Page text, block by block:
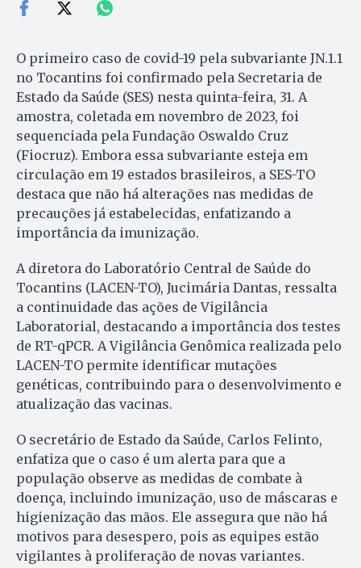
O primeiro caso de covid-19 pela subvariante JN.1.1
no Tocantins foi confirmado pela Secretaria de
Estado da Saúde (SES) nesta quinta-feira, 31. A
amostra, coletada em novembro de 2023, foi
sequenciada pela Fundação Oswaldo Cruz
(Fiocruz). Embora essa subvariante esteja em
circulação em 19 estados brasileiros, a SES-TO
destaca que não há alterações nas medidas de
precauções já estabelecidas, enfatizando a
importância da imunização.
A diretora do Laboratório Central de Saúde do
Tocantins (LACEN-TO), Jucimária Dantas, ressalta
a continuidade das ações de Vigilância
Laboratorial, destacando a importância dos testes
de RT-qPCR. A Vigilância Genômica realizada pelo
LACEN-TO permite identificar mutações
genéticas, contribuindo para o desenvolvimento e
atualização das vacinas.
O secretário de Estado da Saúde, Carlos Felinto,
enfatiza que o caso é um alerta para que a
população observe as medidas de combate à
doença, incluindo imunização, uso de máscaras e
higienização das mãos. Ele assegura que não há
motivos para desespero, pois as equipes estão
vigilantes à proliferação de novas variantes.